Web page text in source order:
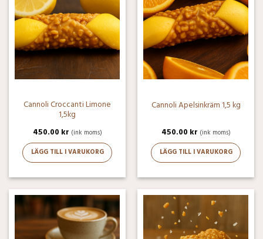
Cannoli Croccanti ­Limone
1,5kg
450.00 kr (ink moms)
LÄGG TILL I VARUKORG
Cannoli Apelsinkräm 1,5 kg
450.00 kr (ink moms)
LÄGG TILL I VARUKORG